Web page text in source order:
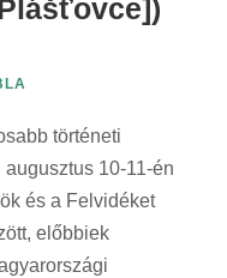
történeti
10-11-én
és a Felvidéket
előbbiek